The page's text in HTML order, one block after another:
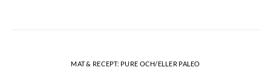
MAT & RECEPT: PURE OCH/ELLER PALEO